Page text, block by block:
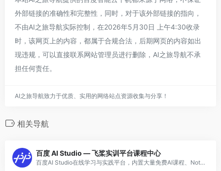
外部链接的准确性和完整性，同时，对于该外部链接的指向，
不由AI之旅导航实际控制，在2026年5月30日 上午4:30收录
时，该网页上的内容，都属于合规合法，后期网页的内容如出
现违规，可以直接联系网站管理员进行删除，AI之旅导航不承
担任何责任。
AI之旅导航致力于优质、实用的网络站点资源收集与分享！
相关导航
百度 AI Studio — 飞桨实训平台课程中心
百度AI Studio在线学习与实践平台，内置大量免费AI课程、Notebook项目和免费GPU算力，国内最大AI学习社区之一。